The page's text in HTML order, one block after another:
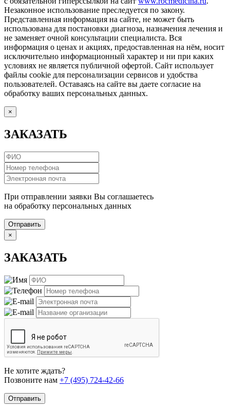
Незаконное использование преследуется по закону.
Представленная информация на сайте, не может быть
использована для постановки диагноза, назначения лечения и
не заменяет очной консультации специалиста. Вся
информация о ценах и акциях, предоставленная на нём, носит
исключительно информационный характер и ни при каких
условиях не является публичной офертой. Сайт использует
файлы cookie для персонализации сервисов и удобства
пользователей. Оставаясь на сайте вы даете согласие на
обработку ваших персональных данных.
×
ЗАКАЗАТЬ
При отправлении заявки Вы соглашаетесь
на обработку персональных данных
Отправить
×
ЗАКАЗАТЬ
Не хотите ждать?
Позвоните нам +7 (495) 724-42-66
Отправить